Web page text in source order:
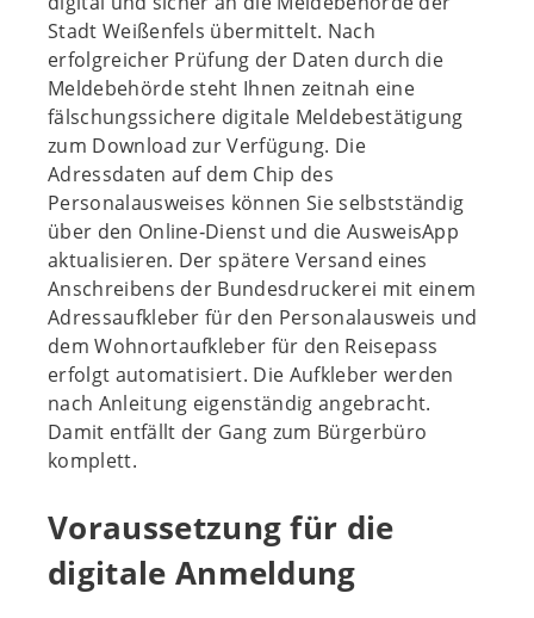
Stadt Weißenfels übermittelt. Nach
erfolgreicher Prüfung der Daten durch die
Meldebehörde steht Ihnen zeitnah eine
fälschungssichere digitale Meldebestätigung
zum Download zur Verfügung. Die
Adressdaten auf dem Chip des
Personalausweises können Sie selbstständig
über den Online‐Dienst und die AusweisApp
aktualisieren. Der spätere Versand eines
Anschreibens der Bundesdruckerei mit einem
Adressaufkleber für den Personalausweis und
dem Wohnortaufkleber für den Reisepass
erfolgt automatisiert. Die Aufkleber werden
nach Anleitung eigenständig angebracht.
Damit entfällt der Gang zum Bürgerbüro
komplett.
Voraussetzung für die
digitale Anmeldung